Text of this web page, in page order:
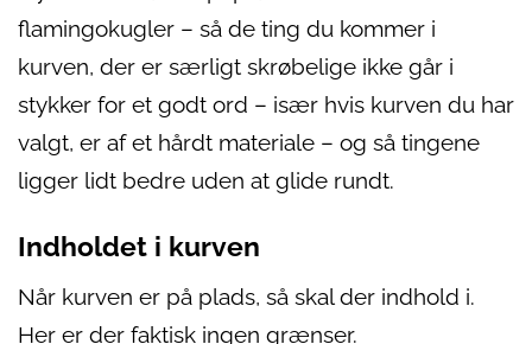
flamingokugler – så de ting du kommer i
kurven, der er særligt skrøbelige ikke går i
stykker for et godt ord – især hvis kurven du har
valgt, er af et hårdt materiale – og så tingene
ligger lidt bedre uden at glide rundt.
Indholdet i kurven
Når kurven er på plads, så skal der indhold i.
Her er der faktisk ingen grænser.